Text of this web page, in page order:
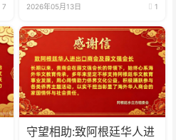
7 2026年05月13日 1
守望相助:致阿根廷华人进